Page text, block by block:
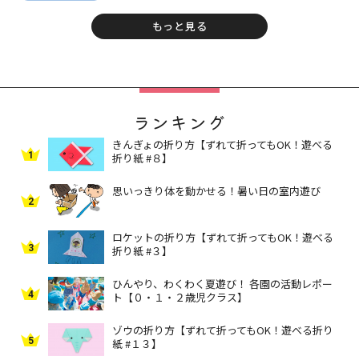
もっと見る
ランキング
1
きんぎょの折り方【ずれて折ってもOK！遊べる
折り紙 #８】
2
思いっきり体を動かせる！暑い日の室内遊び
3
ロケットの折り方【ずれて折ってもOK！遊べる
折り紙 #３】
4
ひんやり、わくわく夏遊び！ 各園の活動レポー
ト【０・１・２歳児クラス】
5
ゾウの折り方【ずれて折ってもOK！遊べる折り
紙 #１３】